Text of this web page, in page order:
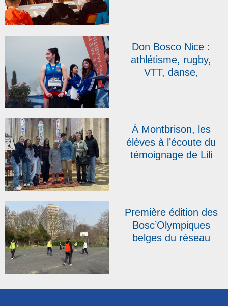
Sacré-Cœur Don
Bosco de Sainte-
Sigolène
Don Bosco Nice :
athlétisme, rugby,
VTT, danse,
À Montbrison, les
élèves à l’écoute du
témoignage de Lili
Bergen-Belsen
Première édition des
Bosc’Olympiques
belges du réseau